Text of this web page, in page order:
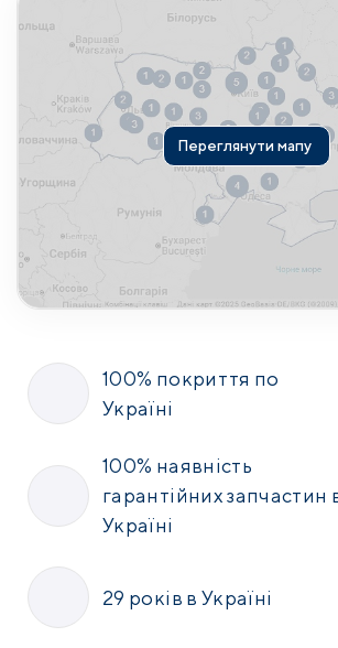
Переглянути мапу
100% покриття по
Україні
100% наявність
гарантійних запчастин
Україні
29 років в Україні